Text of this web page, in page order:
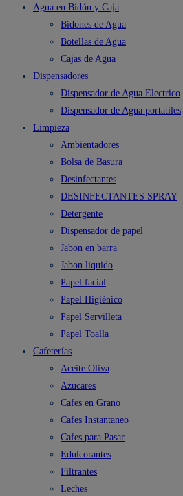
Agua en Bidón y Caja
Bidones de Agua
Botellas de Agua
Cajas de Agua
Dispensadores
Dispensador de Agua Electrico
Dispensador de Agua portatiles
Limpieza
Ambientadores
Bolsa de Basura
Desinfectantes
DESINFECTANTES SPRAY
Detergente
Dispensador de papel
Jabon en barra
Jabon liquido
Papel facial
Papel Higiénico
Papel Servilleta
Papel Toalla
Cafeterías
Aceite Oliva
Azucares
Cafes en Grano
Cafes Instantaneo
Cafes para Pasar
Edulcorantes
Filtrantes
Leches